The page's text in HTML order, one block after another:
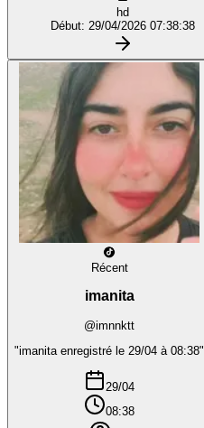
hd
Début: 29/04/2026 07:38:38
Récent
imanita
@imnnktt
"imanita enregistré le 29/04 à 08:38"
29/04
08:38